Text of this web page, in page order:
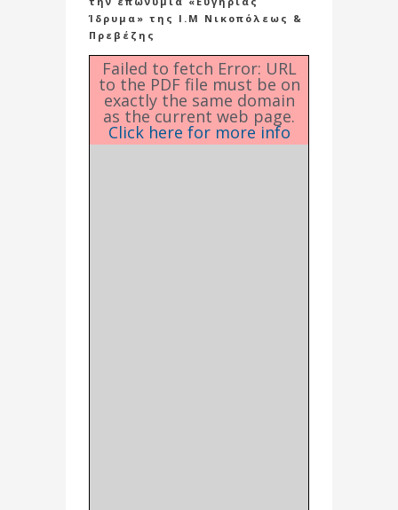
Ίδρυμα» της Ι.Μ Νικοπόλεως &
Πρεβέζης
Failed to fetch Error: URL
to the PDF file must be on
exactly the same domain
as the current web page.
Click here for more info